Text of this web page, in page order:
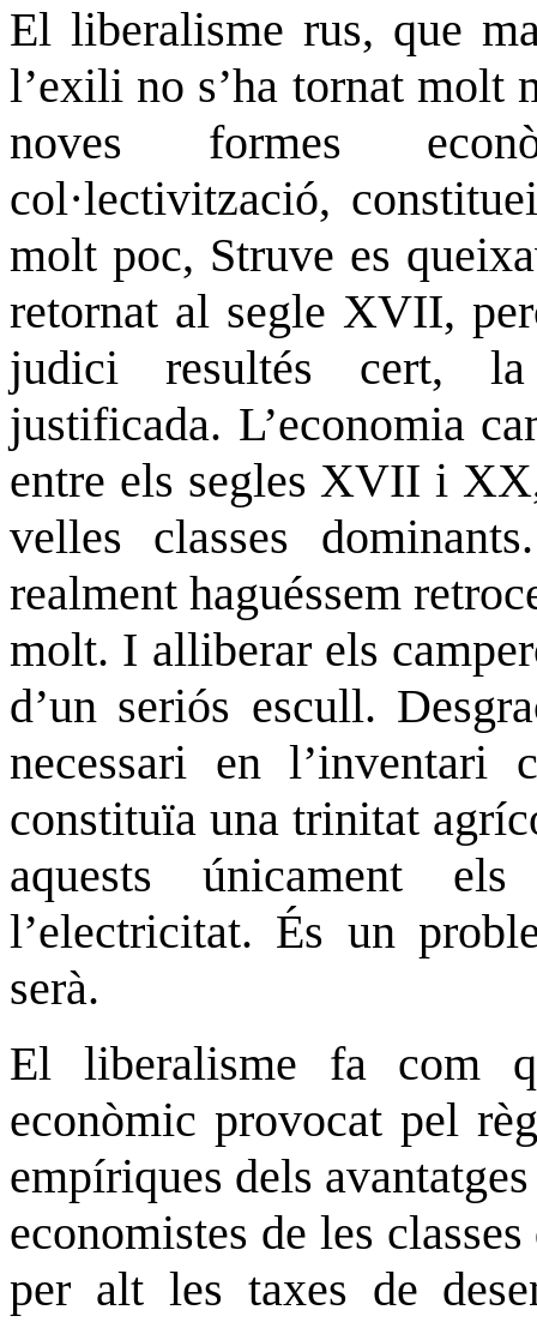
El liberalisme rus, que
l’exili no s’ha tornat molt
noves formes
col·lectivització,
molt poc, Struve es
retornat al segle XVII,
judici resultés cert, la
justificada. L’economia
entre els segles XVII i
velles classes
realment haguéssem
molt. I alliberar els
d’un seriós escull.
necessari en
constituïa una trinitat
aquests únicament
l’electricitat. És un
serà.
El liberalisme fa com
econòmic provocat pel
empíriques dels
economistes de les
per alt les taxes de